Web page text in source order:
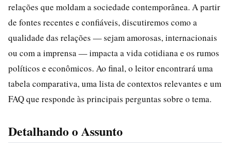
relações que moldam a sociedade contemporânea. A partir
de fontes recentes e confiáveis, discutiremos como a
qualidade das relações — sejam amorosas, internacionais
ou com a imprensa — impacta a vida cotidiana e os rumos
políticos e econômicos. Ao final, o leitor encontrará uma
tabela comparativa, uma lista de contextos relevantes e um
FAQ que responde às principais perguntas sobre o tema.
Detalhando o Assunto